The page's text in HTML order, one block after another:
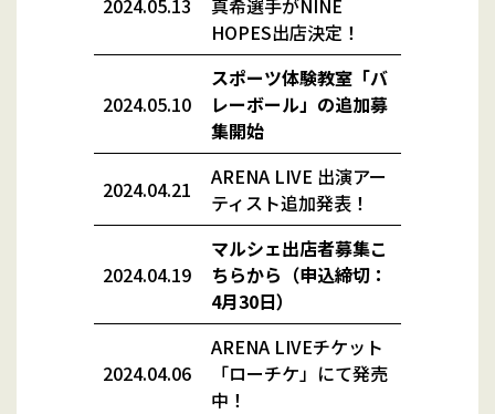
HOPES出店決定！
2024.05.10
スポーツ体験教室「バ
レーボール」の追加募
集開始
2024.04.21
ARENA LIVE 出演アー
ティスト追加発表！
2024.04.19
マルシェ出店者募集こ
ちらから（申込締切：
4月30日）
2024.04.06
ARENA LIVEチケット
「ローチケ」にて発売
中！